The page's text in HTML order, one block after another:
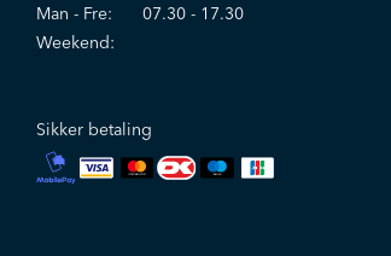
Man - Fre:
07.30 - 17.30
Weekend:
Sikker betaling